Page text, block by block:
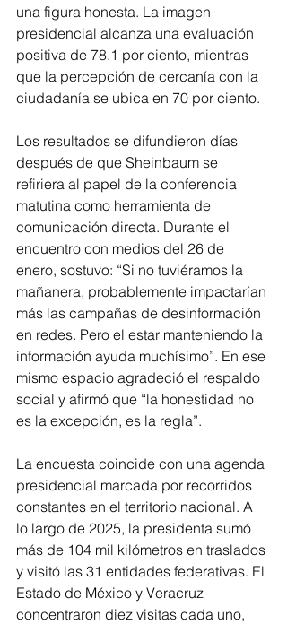
una figura honesta. La imagen
presidencial alcanza una evaluación
positiva de 78.1 por ciento, mientras
que la percepción de cercanía con la
ciudadanía se ubica en 70 por ciento.
Los resultados se difundieron días
después de que Sheinbaum se
refiriera al papel de la conferencia
matutina como herramienta de
comunicación directa. Durante el
encuentro con medios del 26 de
enero, sostuvo: “Si no tuviéramos la
mañanera, probablemente impactarían
más las campañas de desinformación
en redes. Pero el estar manteniendo la
información ayuda muchísimo”. En ese
mismo espacio agradeció el respaldo
social y afirmó que “la honestidad no
es la excepción, es la regla”.
La encuesta coincide con una agenda
presidencial marcada por recorridos
constantes en el territorio nacional. A
lo largo de 2025, la presidenta sumó
más de 104 mil kilómetros en traslados
y visitó las 31 entidades federativas. El
Estado de México y Veracruz
concentraron diez visitas cada uno,